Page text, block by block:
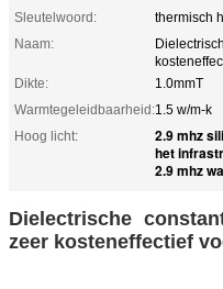
Sleutelwoord:
thermisch
Naam:
Dikte:
1.0mmT
Warmtegeleidbaarheid:1.5 w/m-k
Hoog licht:
2.9 mhz
het
2.9 mhz
Dielectrische
zeer kosteneffectief